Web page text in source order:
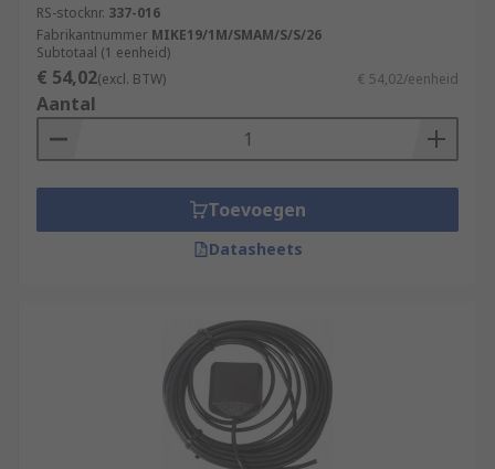
RS-stocknr. 337-016
Fabrikantnummer MIKE19/1M/SMAM/S/S/26
Subtotaal (1 eenheid)
€ 54,02(excl. BTW) € 54,02/eenheid
Aantal
Toevoegen
Datasheets